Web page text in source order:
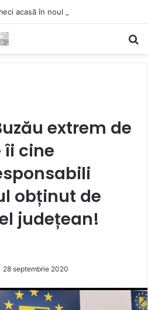
extrem de
îi cine
obținut de
județean!
28 septembrie 2020